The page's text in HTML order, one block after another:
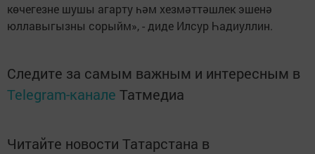
көчегезне шушы агарту һәм хезмәттәшлек эшенә
юллавыгызны сорыйм», - диде Илсур Һадиуллин.
Следите за самым важным и интересным в
Telegram-канале Татмедиа
Читайте новости Татарстана в